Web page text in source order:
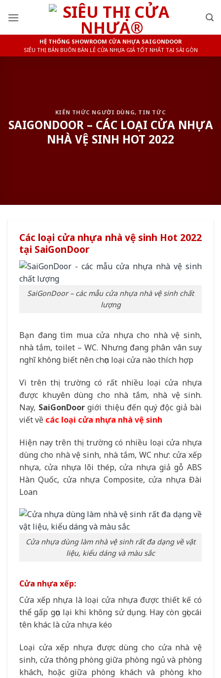
HỆ THỐNG SHOWROOM CỬA NHỰA SAIGONDOOR
SIÊU THỊ BÁN BUÔN BÁN LẺ CỬA NHỰA GIÁ TỐT NHẤT TẠI SÀI GÒN
KIẾN THỨC NGƯỜI DÙNG, TIN TỨC
SAIGONDOOR – CÁC LOẠI CỬA NHỰA
NHÀ VỆ SINH HOT 2022
Các loại cửa nhựa nhà vệ sinh Hot 2022
tại SaiGonDoor
SaiGonDoor – các mẫu cửa nhựa nhà vệ sinh chất
lượng
Bạn đang tìm mua cửa nhựa cho nhà vệ sinh,
nhà tắm, toilet – WC. Nhưng đang phân vân suy
nghĩ không biết nên chọn loại cửa nào thích hợp
Vì trên thị trường có rất nhiều loại cửa nhựa
được khuyên dùng cho nhà tắm, nhà vệ sinh.
Nay, SaiGonDoorgiới thiệu đến quý độc giả bài
viết về các loại cửa nhựa nhà vệ sinh
Hiện nay trên thị trường có nhiều loại cửa nhựa
dùng cho nhà vệ sinh, nhà tắm, WC như: cửa xếp
nhựa, cửa nhựa lõi thép, cửa nhựa giả gỗ ABS
Hàn Quốc, cửa nhựa Composite, cửa nhựa Đài
Loan
Cửa nhựa dùng làm nhà vệ sinh rất đa dạng về vật
liệu, kiểu dáng và màu sắc
Cửa nhựa xếp:
Cửa xếp nhựa là loại cửa nhựa được thiết kế có
thể gấp gọn lại khi không sử dụng. Hay còn gọi cái
tên khác là cửa nhựa kéo
Loại cửa xếp nhựa được dùng cho cửa nhà vệ
sinh, cửa thông phòng giữa phòng ngủ và phòng
khách, hoặc giữa phòng khách và phòng kho